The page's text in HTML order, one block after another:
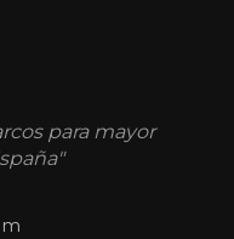
para mayor